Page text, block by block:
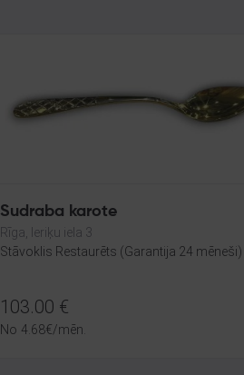
Sudraba karote
Rīga, Ieriķu iela 3
Stāvoklis Restaurēts (Garantija 24 mēneši)
103.00 €
No 4.68€/mēn.